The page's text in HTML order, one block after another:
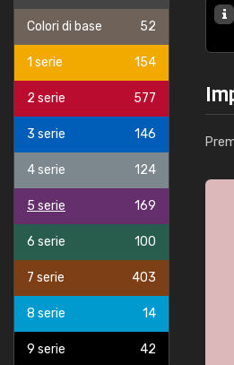
Colori di base 52
1 serie 154
2 serie 577
3 serie 146
4 serie 124
5 serie 169
6 serie 100
7 serie 403
8 serie 14
9 serie 42